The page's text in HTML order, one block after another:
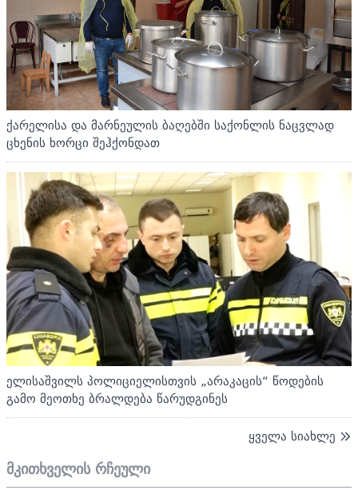
ქარელისა და მარნეულის ბაღებში საქონლის ნაცვლად
ცხენის ხორცი შეჰქონდათ
ელისაშვილს პოლიციელისთვის „არაკაცის“ წოდების
გამო მეოთხე ბრალდება წარუდგინეს
ყველა სიახლე
მკითხველის რჩეული